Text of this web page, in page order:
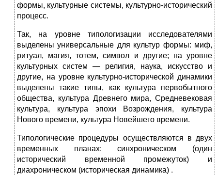
формы, культурные системы, культурно-исторический
процесс.
Так, на уровне типологизации исследователями
выде­лены универсальные для культур формы: миф,
ритуал, ма­гия, тотем, символ и другие; на уровне
культурных сис­тем — религия, наука, искусство и
другие, на уровне куль­турно-исторической динамики
выделены такие типы, как культура первобытного
общества, культура Древнего ми­ра, Средневековая
культура, культура эпохи Возрождения, культура
Нового времени, культура Новейшего времени.
Типологические процедуры осуществляются в двух
временных планах: синхроническом (один
исторический временной промежуток) и
диахроническом (историческая динамика) .